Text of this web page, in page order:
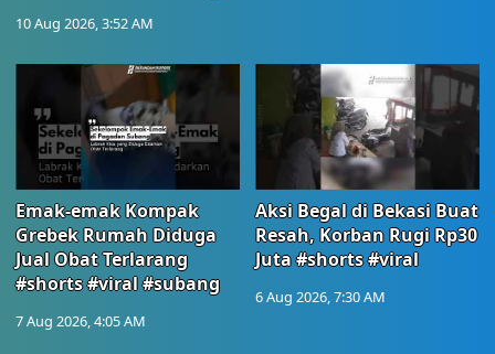
10 Aug 2026, 3:52 AM
Emak-emak Kompak
Grebek Rumah Diduga
Jual Obat Terlarang
#shorts #viral #subang
7 Aug 2026, 4:05 AM
Aksi Begal di Bekasi Buat
Resah, Korban Rugi Rp30
Juta #shorts #viral
6 Aug 2026, 7:30 AM